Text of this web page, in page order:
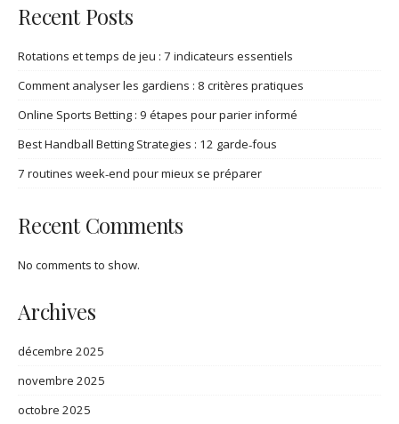
Recent Posts
Rotations et temps de jeu : 7 indicateurs essentiels
Comment analyser les gardiens : 8 critères pratiques
Online Sports Betting : 9 étapes pour parier informé
Best Handball Betting Strategies : 12 garde‑fous
7 routines week‑end pour mieux se préparer
Recent Comments
No comments to show.
Archives
décembre 2025
novembre 2025
octobre 2025